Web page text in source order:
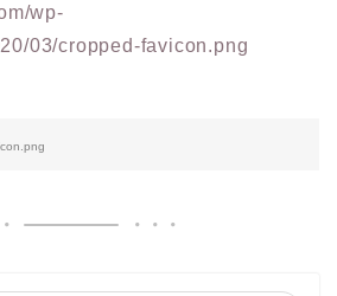
wp-
03/cropped-favicon.png